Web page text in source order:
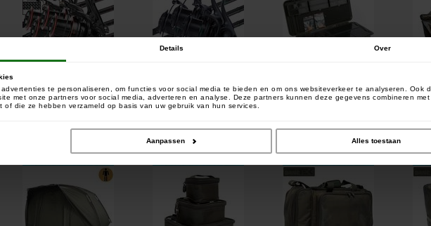
Details Over
te personaliseren, om functies voor social media te bieden en om ons websiteverkeer te analyseren. Ook
met onze partners voor social media, adverteren en analyse. Deze partners kunnen deze gegevens combineren met
die ze hebben verzameld op basis van uw gebruik van hun services.
Aanpassen Alles toestaan
719,20€ 624,86€
Kopen
519,20€ 422,46€
Kopen
34,90€
Kopen